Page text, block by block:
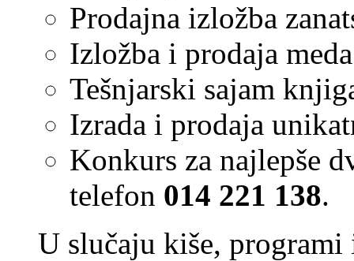
Prodajna izložba
Izložba i prodaja
Tešnjarski sajam
Izrada i prodaja
Konkurs za najlepše
telefon 014 221 138.
U slučaju kiše,